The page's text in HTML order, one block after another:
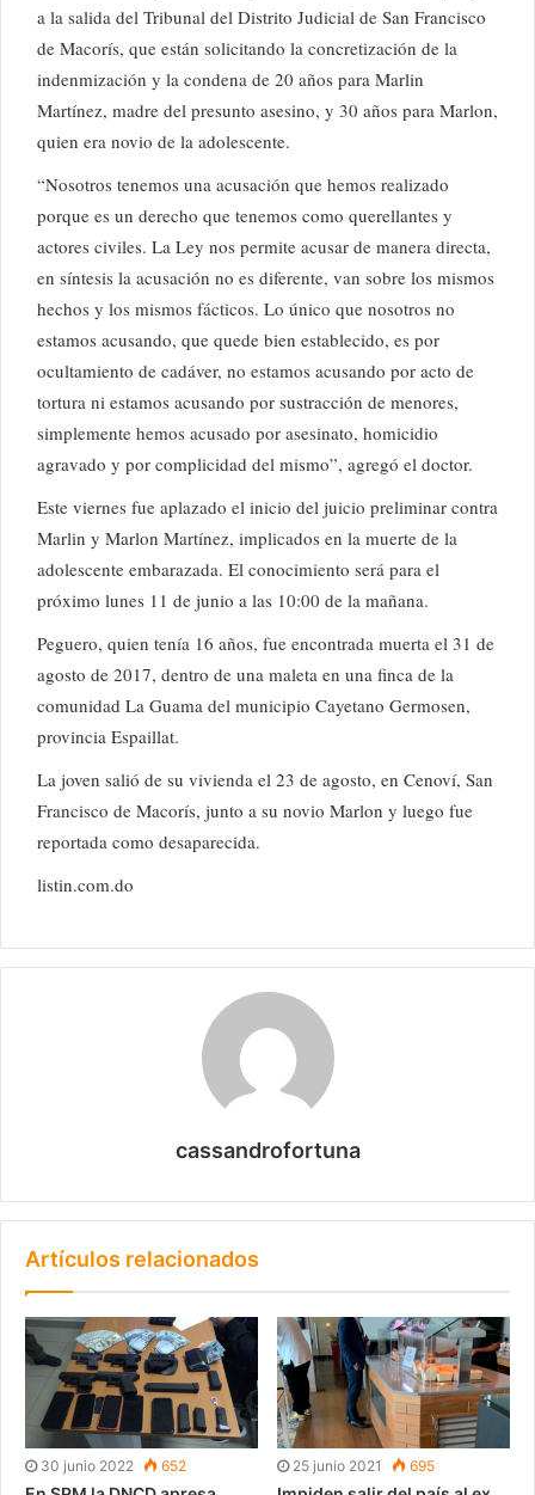
a la salida del Tribunal del Distrito Judicial de San Francisco
de Macorís, que están solicitando la concretización de la
indenmización y la condena de 20 años para Marlin
Martínez, madre del presunto asesino, y 30 años para Marlon,
quien era novio de la adolescente.
“Nosotros tenemos una acusación que hemos realizado
porque es un derecho que tenemos como querellantes y
actores civiles. La Ley nos permite acusar de manera directa,
en síntesis la acusación no es diferente, van sobre los mismos
hechos y los mismos fácticos. Lo único que nosotros no
estamos acusando, que quede bien establecido, es por
ocultamiento de cadáver, no estamos acusando por acto de
tortura ni estamos acusando por sustracción de menores,
simplemente hemos acusado por asesinato, homicidio
agravado y por complicidad del mismo”, agregó el doctor.
Este viernes fue aplazado el inicio del juicio preliminar contra
Marlin y Marlon Martínez, implicados en la muerte de la
adolescente embarazada. El conocimiento será para el
próximo lunes 11 de junio a las 10:00 de la mañana.
Peguero, quien tenía 16 años, fue encontrada muerta el 31 de
agosto de 2017, dentro de una maleta en una finca de la
comunidad La Guama del municipio Cayetano Germosen,
provincia Espaillat.
La joven salió de su vivienda el 23 de agosto, en Cenoví, San
Francisco de Macorís, junto a su novio Marlon y luego fue
reportada como desaparecida.
listin.com.do
cassandrofortuna
Artículos relacionados
30 junio 2022 652 25 junio 2021 695